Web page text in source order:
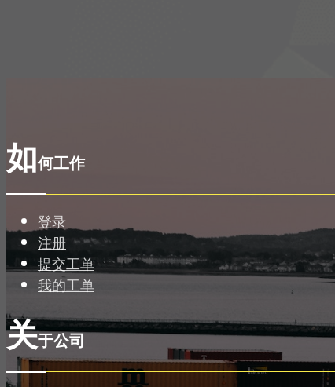
如何工作
登录
注册
提交工单
我的工单
关于公司